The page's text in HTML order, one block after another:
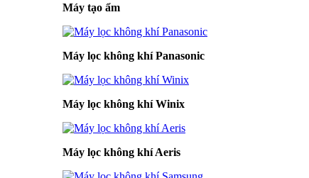
Máy tạo ẩm
Máy lọc không khí Panasonic
Máy lọc không khí Winix
Máy lọc không khí Aeris